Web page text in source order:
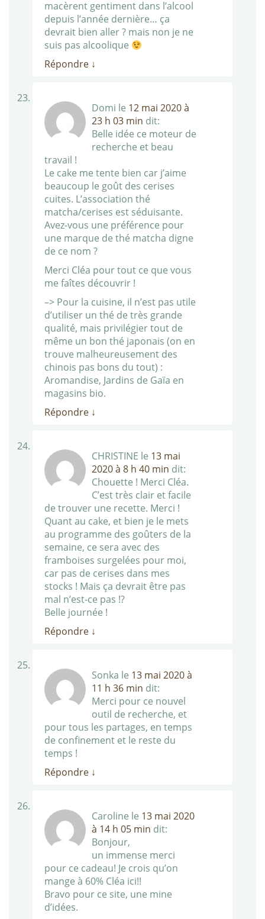
macèrent gentiment dans l’alcool
depuis l’année dernière… ça
devrait bien aller ? mais non je ne
suis pas alcoolique
Répondre ↓
Domi le 12 mai 2020 à
23 h 03 min dit:
Belle idée ce moteur de
recherche et beau
travail !
Le cake me tente bien car j’aime
beaucoup le goût des cerises
cuites. L’association thé
matcha/cerises est séduisante.
Avez-vous une préférence pour
une marque de thé matcha digne
de ce nom ?
Merci Cléa pour tout ce que vous
me faîtes découvrir !
–> Pour la cuisine, il n’est pas utile
d’utiliser un thé de très grande
qualité, mais privilégier tout de
même un bon thé japonais (on en
trouve malheureusement des
chinois pas bons du tout) :
Aromandise, Jardins de Gaïa en
magasins bio.
Répondre ↓
CHRISTINE le 13 mai
2020 à 8 h 40 min dit:
Chouette ! Merci Cléa.
C’est très clair et facile
de trouver une recette. Merci !
Quant au cake, et bien je le mets
au programme des goûters de la
semaine, ce sera avec des
framboises surgelées pour moi,
car pas de cerises dans mes
stocks ! Mais ça devrait être pas
mal n’est-ce pas !?
Belle journée !
Répondre ↓
Sonka le 13 mai 2020 à
11 h 36 min dit:
Merci pour ce nouvel
outil de recherche, et
pour tous les partages, en temps
de confinement et le reste du
temps !
Répondre ↓
Caroline le 13 mai 2020
à 14 h 05 min dit:
Bonjour,
un immense merci
pour ce cadeau! Je crois qu’on
mange à 60% Cléa ici!!
Bravo pour ce site, une mine
d’idées.